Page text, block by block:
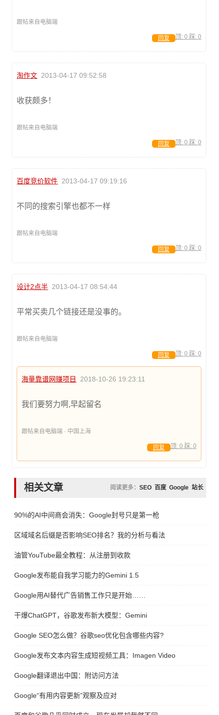
跟帖来自电脑端
顶: 0 踩: 0
回复
淘作文 2013-04-17 09:52:58
收获颇多！
跟帖来自电脑端
顶: 0 踩: 0
回复
百度竞价软件 2013-04-17 09:19:16
不同的搜索引擎也都不一样
跟帖来自电脑端
顶: 0 踩: 0
回复
设计2点半 2013-04-17 08:54:44
平常买卖几个链接还是没事的。
跟帖来自电脑端
顶: 0 踩: 0
回复
海量靠谱网赚项目 2018-10-26 19:23:11
我们要努力啊,早起留名
跟帖来自电脑端 · 中国上海
顶: 0 踩: 0
回复
相关文章 阅读更多： SEO 百度 Google 站长
90%的AI中间商会消失：Google封号只是第一枪
区域域名后缀是否影响SEO排名？我的分析与看法
油管YouTube最全教程：从注册到收款
Google发布能自我学习能力的Gemini 1.5
Google用AI替代广告销售工作只是开始……
干爆ChatGPT，谷歌发布新大模型：Gemini
Google SEO怎么做？谷歌seo优化包含哪些内容?
Google发布文本内容生成短视频工具：Imagen Video
Google翻译退出中国：附访问方法
Google“有用内容更新”观察及应对